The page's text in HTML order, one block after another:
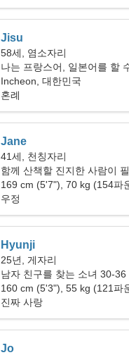
Jisu
58세, 염소자리
나는 프랑스어, 일본어를 할
Incheon, 대한민국
혼례
Jane
41세, 천칭자리
함께 산책할 진지한 사람이
169 cm (5'7"), 70 kg (154파
우정
Hyunji
25년, 게자리
남자 친구를 찾는 소녀 30-36
160 cm (5'3"), 55 kg (121파
진짜 사랑
Jo